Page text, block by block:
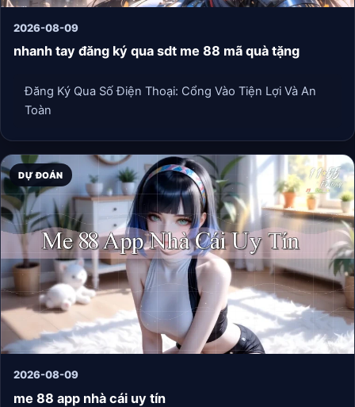
2026-08-09
nhanh tay đăng ký qua sdt me 88 mã quà tặng
Đăng Ký Qua Số Điện Thoại: Cổng Vào Tiện Lợi Và An
Toàn
DỰ ĐOÁN
2026-08-09
me 88 app nhà cái uy tín